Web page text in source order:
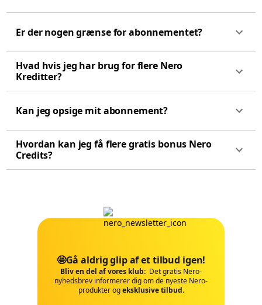
Er der nogen grænse for abonnementet?
Hvad hvis jeg har brug for flere Nero
Kreditter?
Kan jeg opsige mit abonnement?
Hvordan kan jeg få flere gratis bonus Nero
Credits?
🤩Gå aldrig glip af et tilbud igen!
Bliv en del af vores klub: Det gratis Nero-
nyhedsbrev informerer dig om de nyeste Nero-
produkter ogeksklusive tilbud.